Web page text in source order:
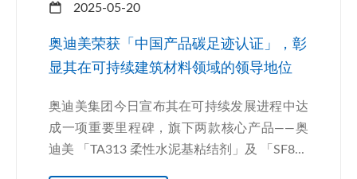
2025-05-20
奥迪美荣获「中国产品碳足迹认证」，彰
显其在可持续建筑材料领域的领导地位
奥迪美集团今日宣布其在可持续发展进程中达
成一项重要里程碑，旗下两款核心产品——奥
迪美 「TA313 柔性水泥基粘结剂」及 「SF8...